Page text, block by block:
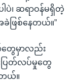
ပဲ၊ ဆရာဝန်မရှိတဲ့
ဖြစ်နေတယ်။”
ယ်တွေမှာလည်း
ပြတ်လပ်မှုတွေ
တယ်။